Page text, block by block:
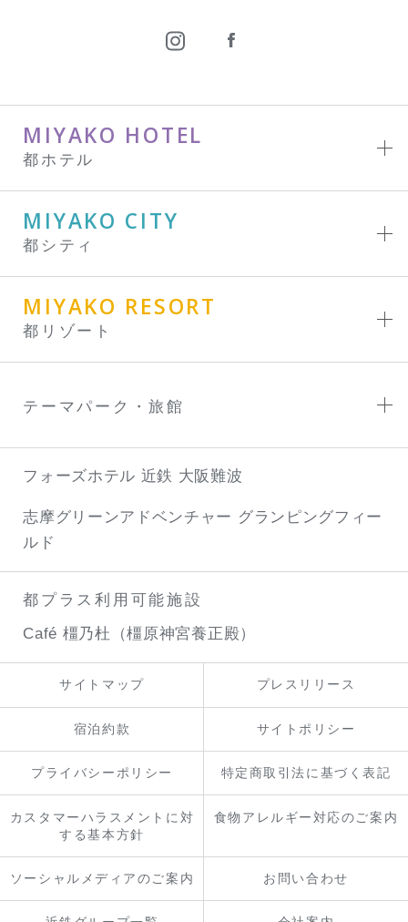
MIYAKO HOTEL
都ホテル
MIYAKO CITY
都シティ
MIYAKO RESORT
都リゾート
テーマパーク・旅館
フォーズホテル 近鉄 大阪難波
志摩グリーンアドベンチャー グランピングフィー
ルド
都プラス利用可能施設
Café 橿乃杜（橿原神宮養正殿）
サイトマップ プレスリリース
宿泊約款 サイトポリシー
プライバシーポリシー 特定商取引法に基づく表記
カスタマーハラスメントに対
する基本方針
食物アレルギー対応のご案内
ソーシャルメディアのご案内 お問い合わせ